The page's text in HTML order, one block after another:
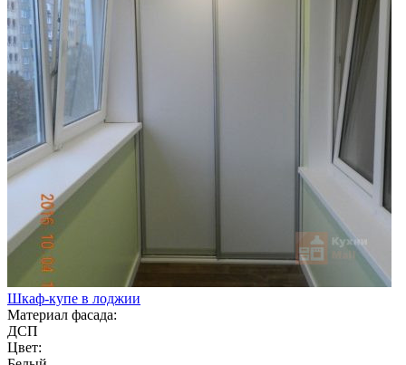
Шкаф-купе в лоджии
Материал фасада:
ДСП
Цвет: